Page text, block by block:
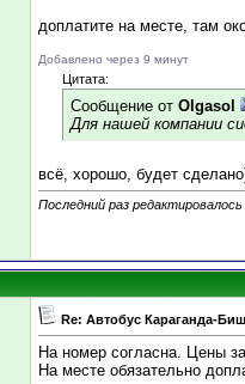
доплатите на месте, там
Добавлено через 9 минут
Цитата:
Сообщение от Olgasol
Для нашей компании
всё, хорошо, будет
Последний раз
Re: Автобус Караганда-
На номер согласна. Цены
На месте обязательно